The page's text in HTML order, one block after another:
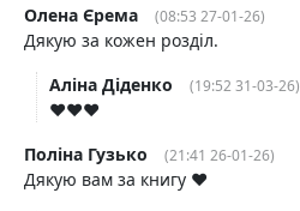
Олена Єрема
(08:53 27-01-26)
Дякую за кожен розділ.
Аліна Діденко
(19:52 31-03-26)
♥️♥️♥️
Поліна Гузько
(21:41 26-01-26)
Дякую вам за книгу ♥️